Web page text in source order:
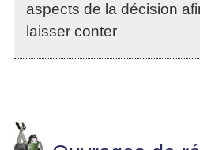
aspects de la décision
laisser conter